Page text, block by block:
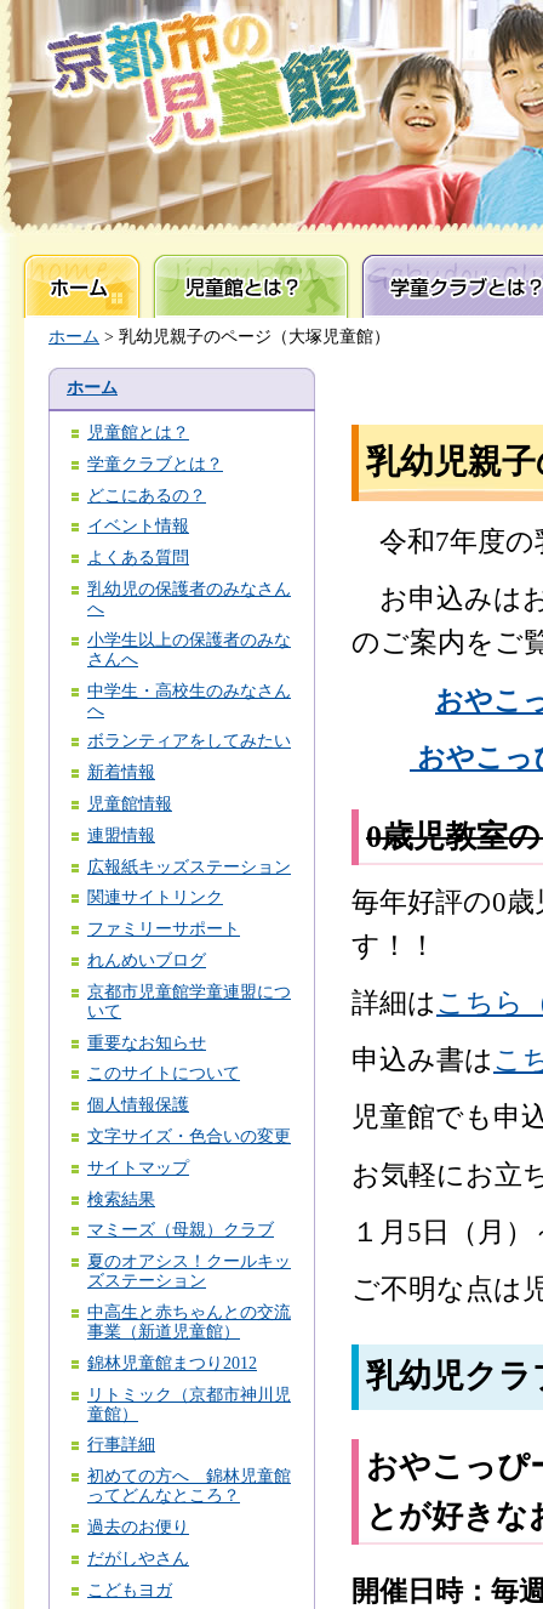
ホーム 児童館とは？ 学童クラブとは？
ホーム > 乳幼児親子のページ（大塚児童館）
ホーム
児童館とは？
学童クラブとは？
どこにあるの？
イベント情報
よくある質問
乳幼児の保護者のみなさん
へ
小学生以上の保護者のみな
さんへ
中学生・高校生のみなさん
へ
ボランティアをしてみたい
新着情報
児童館情報
連盟情報
広報紙キッズステーション
関連サイトリンク
ファミリーサポート
れんめいブログ
京都市児童館学童連盟につ
いて
重要なお知らせ
このサイトについて
個人情報保護
文字サイズ・色合いの変更
サイトマップ
検索結果
マミーズ（母親）クラブ
夏のオアシス！クールキッ
ズステーション
中高生と赤ちゃんとの交流
事業（新道児童館）
錦林児童館まつり2012
リトミック（京都市神川児
童館）
行事詳細
初めての方へ 錦林児童館
ってどんなところ？
過去のお便り
だがしやさん
こどもヨガ
乳幼児親
令和7年度の
お申込みは
のご案内をご
おやこ
おやこっ
0歳児教室
毎年好評の0
す！！
詳細は こちら
申込み書は こ
児童館でも申
お気軽にお立
１月5日（月
ご不明な点は
乳幼児クラ
おやこっぴ
とが好きな
開催日時：毎